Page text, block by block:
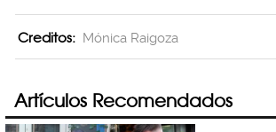
Creditos: Mónica Raigoza
Artículos Recomendados